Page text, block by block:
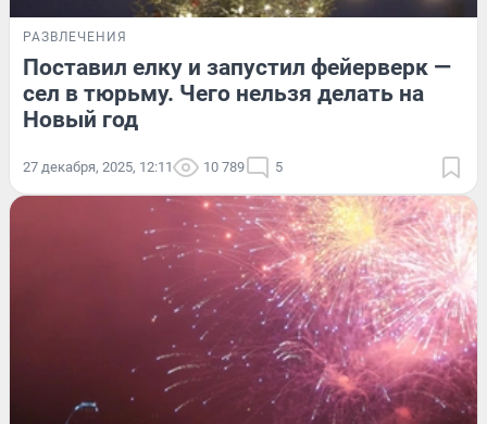
РАЗВЛЕЧЕНИЯ
Поставил елку и запустил фейерверк —
сел в тюрьму. Чего нельзя делать на
Новый год
27 декабря, 2025, 12:11 10 789 5